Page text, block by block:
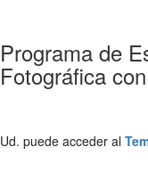
Programa de
Fotográfica
Ud. puede acceder al